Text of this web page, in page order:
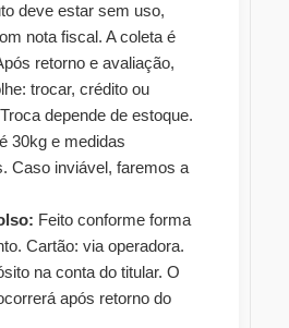
deve estar sem uso,
nota fiscal. A coleta é
retorno e avaliação,
trocar, crédito ou
depende de estoque.
30kg e medidas
Caso inviável, faremos a
Feito conforme forma
Cartão: via operadora.
na conta do titular. O
após retorno do